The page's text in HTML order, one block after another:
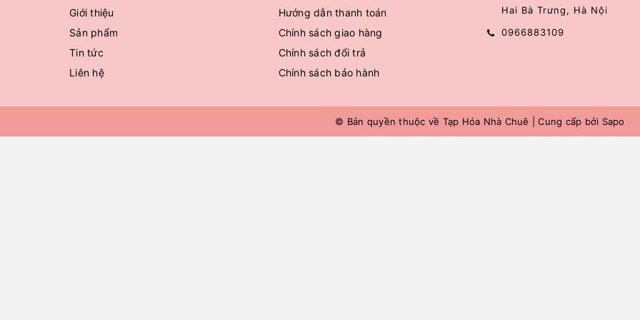
Giới thiệu
Sản phẩm
Tin tức
Liên hệ
Hướng dẫn thanh toán
Chính sách giao hàng
Chính sách đổi trả
Chính sách bảo hành
Hai Bà Trưng, Hà Nội
0966883109
© Bản quyền thuộc về Tạp Hóa Nhà Chuê Cung cấp bởi Sapo